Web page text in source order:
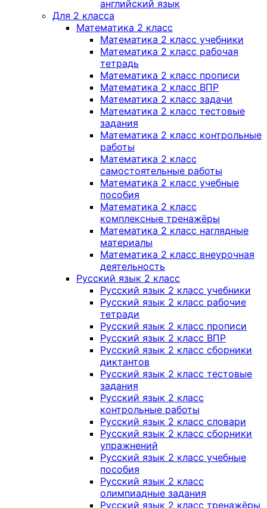
английский язык
Для 2 класса
Математика 2 класс
Математика 2 класс учебники
Математика 2 класс рабочая
тетрадь
Математика 2 класс прописи
Математика 2 класс ВПР
Математика 2 класс задачи
Математика 2 класс тестовые
задания
Математика 2 класс контрольные
работы
Математика 2 класс
самостоятельные работы
Математика 2 класс учебные
пособия
Математика 2 класс
комплексные тренажёры
Математика 2 класс наглядные
материалы
Математика 2 класс внеурочная
деятельность
Русский язык 2 класс
Русский язык 2 класс учебники
Русский язык 2 класс рабочие
тетради
Русский язык 2 класс прописи
Русский язык 2 класс ВПР
Русский язык 2 класс сборники
диктантов
Русский язык 2 класс тестовые
задания
Русский язык 2 класс
контрольные работы
Русский язык 2 класс словари
Русский язык 2 класс сборники
упражнений
Русский язык 2 класс учебные
пособия
Русский язык 2 класс
олимпиадные задания
Русский язык 2 класс тренажёры